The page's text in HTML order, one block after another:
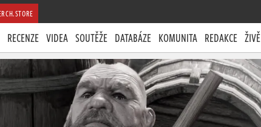
RECENZE VIDEA SOUTĚŽE DATABÁZE KOMUNITA REDAKCE ŽIVĚ